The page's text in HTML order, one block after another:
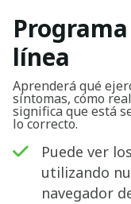
línea
Aprenderá qué
síntomas, cómo
significa que está
lo correcto.
Puede ver
utilizando
navegador